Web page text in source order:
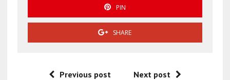
PIN
SHARE
Previous post Next post